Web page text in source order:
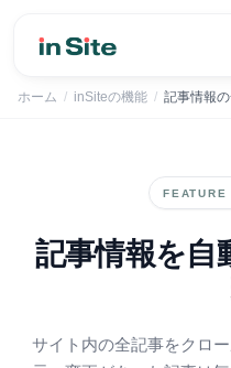
inSiteでSEOの管理を自動化｜
ホーム / inSiteの機能 / 記事情報
FEATURE
記事情報を自
サイト内の全記事をクロ